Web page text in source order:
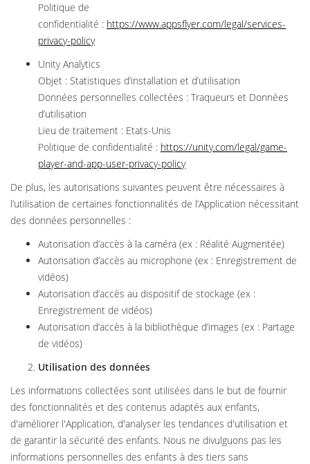
Politique de
confidentialité : https://www.appsflyer.com/legal/services-
privacy-policy
Unity Analytics
Objet : Statistiques d’installation et d’utilisation
Données personnelles collectées : Traqueurs et Données
d’utilisation
Lieu de traitement : Etats-Unis
Politique de confidentialité : https://unity.com/legal/game-
player-and-app-user-privacy-policy
De plus, les autorisations suivantes peuvent être nécessaires à
l’utilisation de certaines fonctionnalités de l’Application nécessitant
des données personnelles :
Autorisation d’accès à la caméra (ex : Réalité Augmentée)
Autorisation d’accès au microphone (ex : Enregistrement de
vidéos)
Autorisation d’accès au dispositif de stockage (ex :
Enregistrement de vidéos)
Autorisation d’accès à la bibliothèque d’images (ex : Partage
de vidéos)
Utilisation des données
Les informations collectées sont utilisées dans le but de fournir
des fonctionnalités et des contenus adaptés aux enfants,
d'améliorer l'Application, d'analyser les tendances d'utilisation et
de garantir la sécurité des enfants. Nous ne divulguons pas les
informations personnelles des enfants à des tiers sans